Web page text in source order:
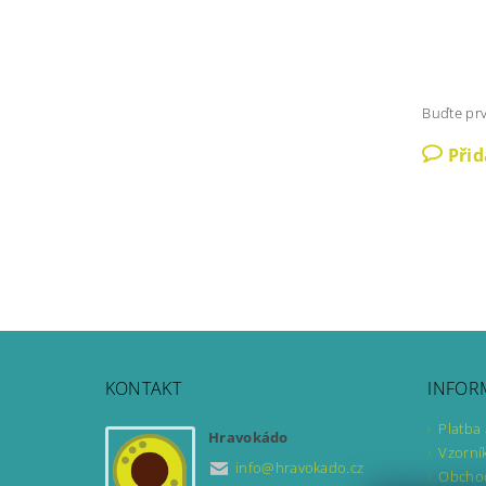
Buďte
KONTAKT
Hravokádo
info@hravokado.cz
Platba